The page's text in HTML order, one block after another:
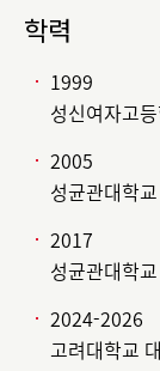
학력
1999
성신여자고
2005
성균관대학
2017
성균관대학
2024-2026
고려대학교